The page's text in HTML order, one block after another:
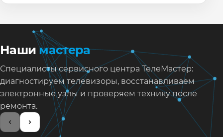
Нашимастера
Специалисты сервисного центра ТелеМастер:
диагностируем телевизоры, восстанавливаем
электронные узлы и проверяем технику после
ремонта.